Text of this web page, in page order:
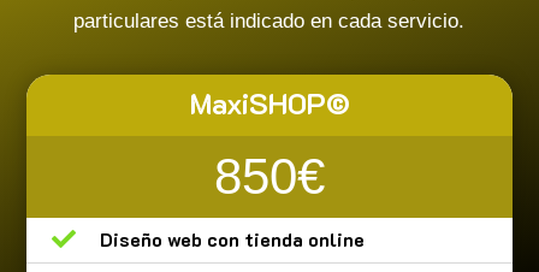
particulares está indicado en cada servicio.
MaxiSHOP©
850€

Diseño web con tienda online